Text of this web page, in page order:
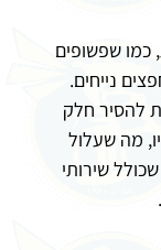
כמו שפשופים
נייחים.
להסיר חלק
מה שעלול
שירותי